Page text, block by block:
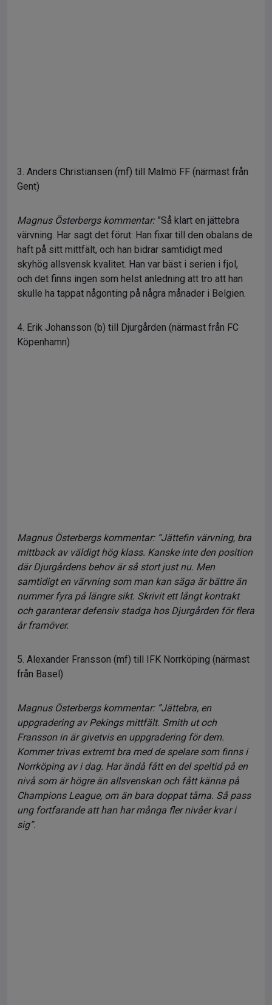
3. Anders Christiansen (mf) till Malmö FF (närmast från
Gent)
Magnus Österbergs kommentar:”Så klart en jättebra
värvning. Har sagt det förut: Han fixar till den obalans de
haft på sitt mittfält, och han bidrar samtidigt med
skyhög allsvensk kvalitet. Han var bäst i serien i fjol,
och det finns ingen som helst anledning att tro att han
skulle ha tappat någonting på några månader i Belgien.
4. Erik Johansson (b) till Djurgården (närmast från FC
Köpenhamn)
Magnus Österbergs kommentar: ”Jättefin värvning, bra
mittback av väldigt hög klass. Kanske inte den position
där Djurgårdens behov är så stort just nu. Men
samtidigt en värvning som man kan säga är bättre än
nummer fyra på längre sikt. Skrivit ett långt kontrakt
och garanterar defensiv stadga hos Djurgården för flera
år framöver.
5. Alexander Fransson (mf) till IFK Norrköping (närmast
från Basel)
Magnus Österbergs kommentar: ”Jättebra, en
uppgradering av Pekings mittfält. Smith ut och
Fransson in är givetvis en uppgradering för dem.
Kommer trivas extremt bra med de spelare som finns i
Norrköping av i dag. Har ändå fått en del speltid på en
nivå som är högre än allsvenskan och fått känna på
Champions League, om än bara doppat tårna. Så pass
ung fortfarande att han har många fler nivåer kvar i
sig”.